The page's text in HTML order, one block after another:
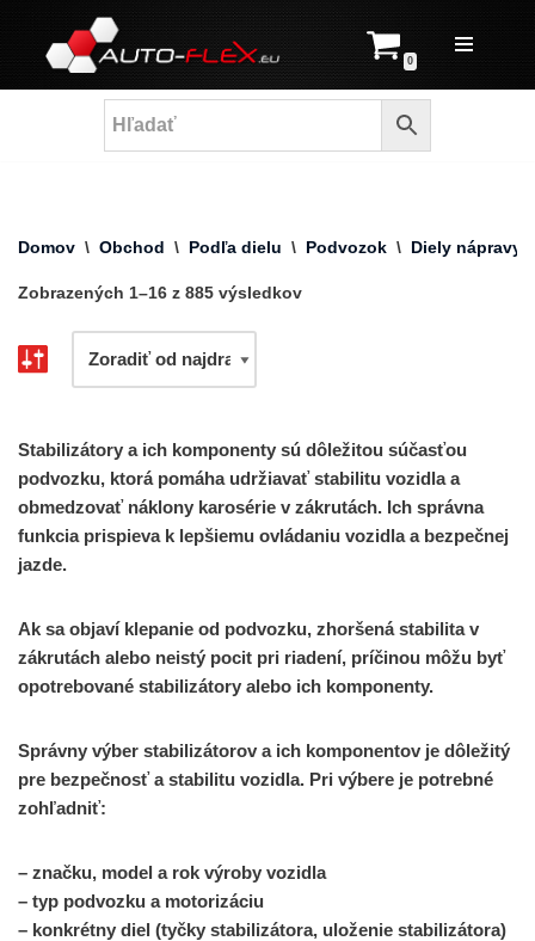
Prejsť
na
0
Domov \ Obchod \ Podľa dielu \ Podvozok \ Diely nápravy
Zobrazených 1–16 z 885 výsledkov
Stabilizátory a ich komponenty sú dôležitou súčasťou
podvozku, ktorá pomáha udržiavať stabilitu vozidla a
obmedzovať náklony karosérie v zákrutách. Ich správna
funkcia prispieva k lepšiemu ovládaniu vozidla a bezpečnej
jazde.
Ak sa objaví klepanie od podvozku, zhoršená stabilita v
zákrutách alebo neistý pocit pri riadení, príčinou môžu byť
opotrebované stabilizátory alebo ich komponenty.
Správny výber stabilizátorov a ich komponentov je dôležitý
pre bezpečnosť a stabilitu vozidla. Pri výbere je potrebné
zohľadniť:
– značku, model a rok výroby vozidla
– typ podvozku a motorizáciu
– konkrétny diel (tyčky stabilizátora, uloženie stabilizátora)